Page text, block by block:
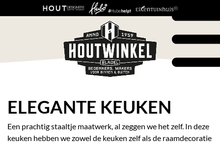
ELEGANTE KEUKEN
Een prachtig staaltje maatwerk, al zeggen we het zelf. In deze
keuken hebben we zowel de keuken zelf als de raamdecoratie